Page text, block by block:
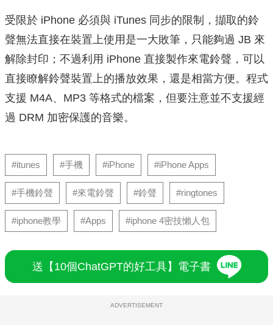
受限於 iPhone 必須與 iTunes 同步的限制，擷取的鈴
聲無法直接在裝置上使用是一大敗筆，只能夠過 JB 來
解除封印；不過利用 iPhone 直接製作來電鈴聲，可以
直接瞭解鈴聲裝置上的播放效果，還是相當方便。程式
支援 M4A、MP3 等格式的檔案，但要注意並不支援經
過 DRM 加密保護的音樂。
#itunes #手機 #iPhone #iPhone Apps
#手機鈴聲 #來電鈴聲 #鈴聲 #ringtones
#iphone教學 #Apps #iphone 4密技懶人包
送【10個ChatGPT的好工具】電子書
ADVERTISEMENT